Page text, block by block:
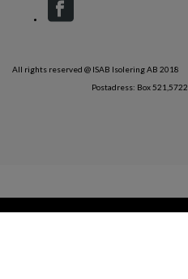
All rights reserved @ ISAB Isolering AB 2018
Postadress: Box